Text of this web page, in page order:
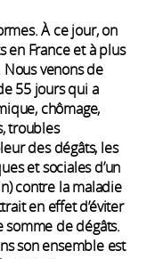
À ce jour, on
en France et à plus
venons de
55 jours qui a
chômage,
troubles
des dégâts, les
et sociales d’un
contre la maladie
en effet d’éviter
de dégâts.
son ensemble est